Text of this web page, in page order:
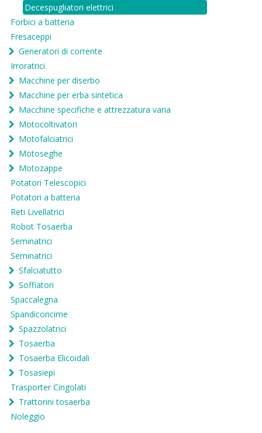
Decespugliatori elettrici
Forbici a batteria
Fresaceppi
Generatori di corrente
Irroratrici
Macchine per diserbo
Macchine per erba sintetica
Macchine specifiche e attrezzatura varia
Motocoltivatori
Motofalciatrici
Motoseghe
Motozappe
Potatori Telescopici
Potatori a batteria
Reti Livellatrici
Robot Tosaerba
Seminatrici
Seminatrici
Sfalciatutto
Soffiatori
Spaccalegna
Spandiconcime
Spazzolatrici
Tosaerba
Tosaerba Elicoidali
Tosasiepi
Trasporter Cingolati
Trattorini tosaerba
Noleggio